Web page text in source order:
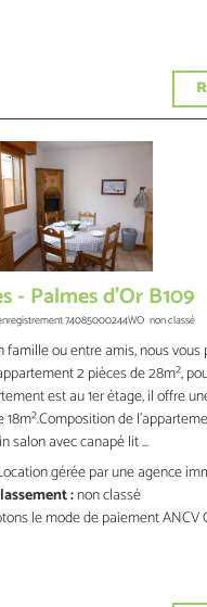
- Palmes d'Or B109
74085000244WO non classé
famille ou entre amis, nous vous
2 pièces de 28m²,
est au 1er étage, il offre
de
salon avec canapé lit ...
gérée par une agence
:non classé
le mode de paiement ANCV